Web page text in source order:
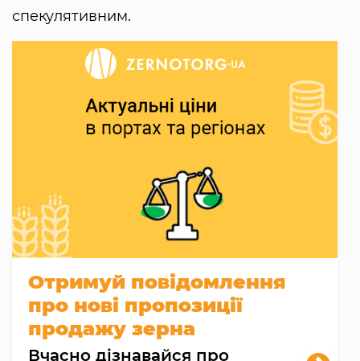
спекулятивним.
Отримуй повідомлення
про нові пропозиції
продажу зерна
Вчасно дізнавайся про